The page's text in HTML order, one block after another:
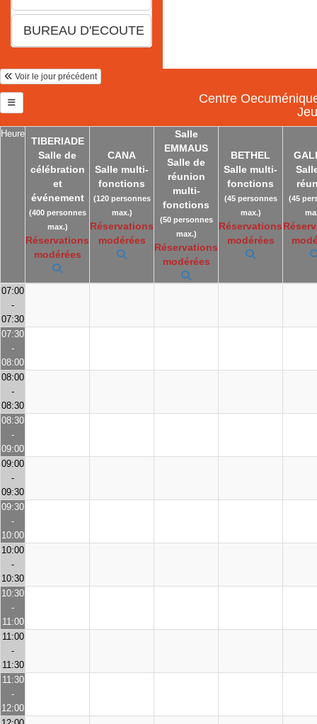
Voir le jour précédent
Centre
Heure
TIBERIADE
Salle de
célébration
et
événement
(400 personnes
max.)
Réservations
modérées
CANA
Salle multi-
fonctions
(120 personnes
max.)
Réservations
modérées
Salle
EMMAUS
Salle de
réunion
multi-
fonctions
(50 personnes
max.)
Réservations
modérées
BETHEL
Salle multi-
fonctions
(45 personnes
max.)
Réservations
modérées
(45
07:00
-
07:30
07:30
-
08:00
08:00
-
08:30
08:30
-
09:00
09:00
-
09:30
09:30
-
10:00
10:00
-
10:30
10:30
-
11:00
11:00
-
11:30
11:30
-
12:00